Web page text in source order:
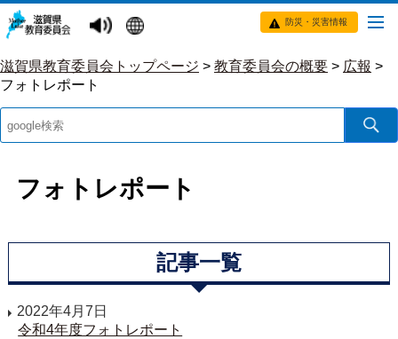
防災・災害情報
滋賀県教育委員会トップページ > 教育委員会の概要 > 広報 >
フォトレポート
フォトレポート
記事一覧
2022年4月7日
令和4年度フォトレポート